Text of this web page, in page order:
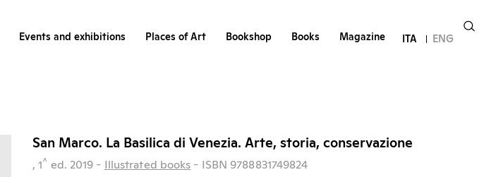
Events and exhibitions Places of Art Bookshop Books Magazine ITA ENG
San Marco. La Basilica di Venezia. Arte, storia, conservazione
, 1^ ed. 2019 - Illustrated books - ISBN 9788831749824